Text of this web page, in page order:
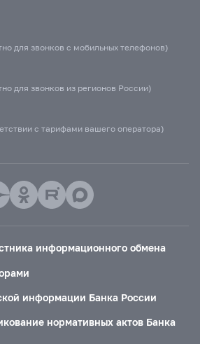
для звонков с мобильных телефонов)
для звонков из регионов России)
с тарифами вашего оператора)
информационного обмена
информации Банка России
нормативных актов Банка